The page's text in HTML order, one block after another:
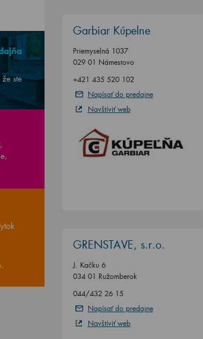
ste
Garbiar Kúpelne
Priemyselná 1037
029 01 Námestovo
+421 435 520 102
Napísať do predajne
Navštíviť web
GRENSTAVE, s.r.o.
J. Kačku 6
034 01 Ružomberok
044/432 26 15
Napísať do predajne
Navštíviť web